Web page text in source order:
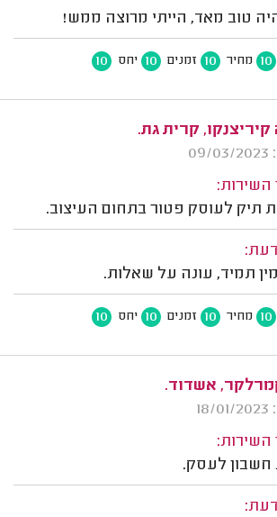
טוב מאד, הייתי מרוצה ממש!
10 מחיר 10 זמנים 10 יחס 10
קיריצנקו, קרית גת.
השירות:
תיק לעוסק פטור בתחום העיצוב.
תמיד, עונה על שאלות.
10 מחיר 10 זמנים 10 יחס 10
אשדוד.
השירות:
חשבון לעסק.